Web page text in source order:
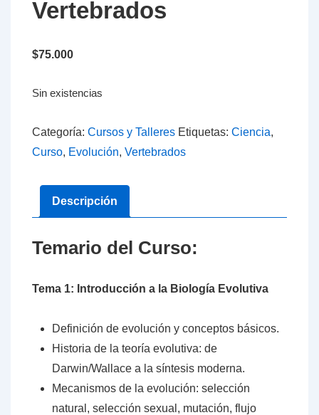
Vertebrados
$75.000
Sin existencias
Categoría: Cursos y Talleres Etiquetas: Ciencia,
Curso, Evolución, Vertebrados
Descripción
Temario del Curso:
Tema 1: Introducción a la Biología Evolutiva
Definición de evolución y conceptos básicos.
Historia de la teoría evolutiva: de
Darwin/Wallace a la síntesis moderna.
Mecanismos de la evolución: selección
natural, selección sexual, mutación, flujo